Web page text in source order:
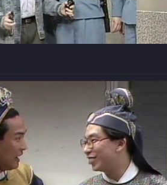
自保饭碗，使出秘密武器。保险推销员以身
劫，目的都是为了搏多两份保单，更夸张得
“无坚不摧”的不锈钢利刀。嘉宾泰迪罗宾客串